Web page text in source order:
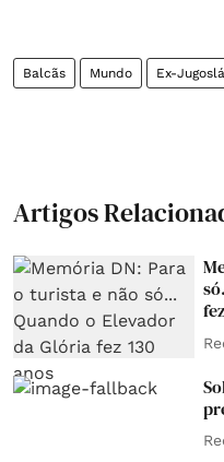
Balcãs Mundo Ex-
Artigos